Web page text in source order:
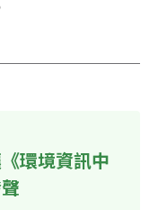
環境資訊中